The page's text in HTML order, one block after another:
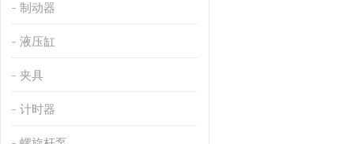
制动器
液压缸
夹具
计时器